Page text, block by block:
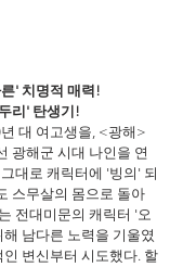
' 치명적 매력!
리' 탄생기!
대 여고생을, <광해>
광해군 시대 나인을 연
대로 캐릭터에 '빙의' 되
스무살의 몸으로 돌아
전대미문의 캐릭터 '오
남다른 노력을 기울였
변신부터 시도했다. 할